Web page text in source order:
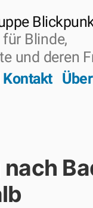
für Blinde,
und deren